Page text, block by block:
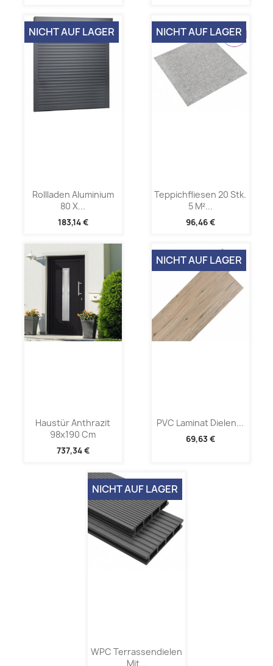
Rollladen Aluminium
80 X...
183,14 €
NICHT AUF LAGER
Teppichfliesen 20 Stk.
5 M²...
96,46 €
NICHT AUF LAGER
Haustür Anthrazit
98x190 Cm
737,34 €
PVC Laminat Dielen...
69,63 €
NICHT AUF LAGER
WPC Terrassendielen
Mit...
NICHT AUF LAGER